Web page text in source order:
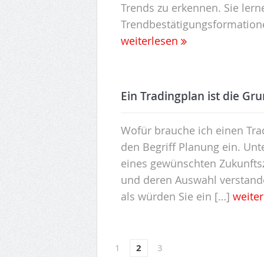
Trends zu erkennen. Sie
weiterlesen
Ein Tradingplan ist die
Wofür brauche ich einen
den Begriff Planung ein.
eines gewünschten
und deren Auswahl
als würden Sie ein […]
1 2 3